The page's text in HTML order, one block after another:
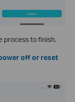
process to finish.
off or reset